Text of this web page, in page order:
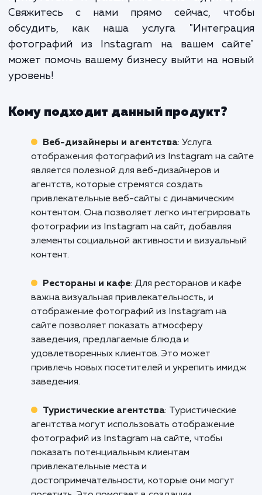
который укрепляет вашу
присутствие и усиливает
маркетинговые усилия.
увеличивает вашу
и помогает привлечь
Не упустите возможность усилить свое
присутствие и расширить свою
Свяжитесь с нами прямо сейчас,
фотографий из Instagram на вашем
может помочь вашему бизнесу выйти на
уровень!
Кому подходит данный продукт?
отображения фотографий из Instagram на
является полезной для веб-дизайнеров и
агентств, которые стремятся создать
привлекательные веб-сайты с динамическим
контентом. Она позволяет легко
фотографии из Instagram на сайт, добавляя